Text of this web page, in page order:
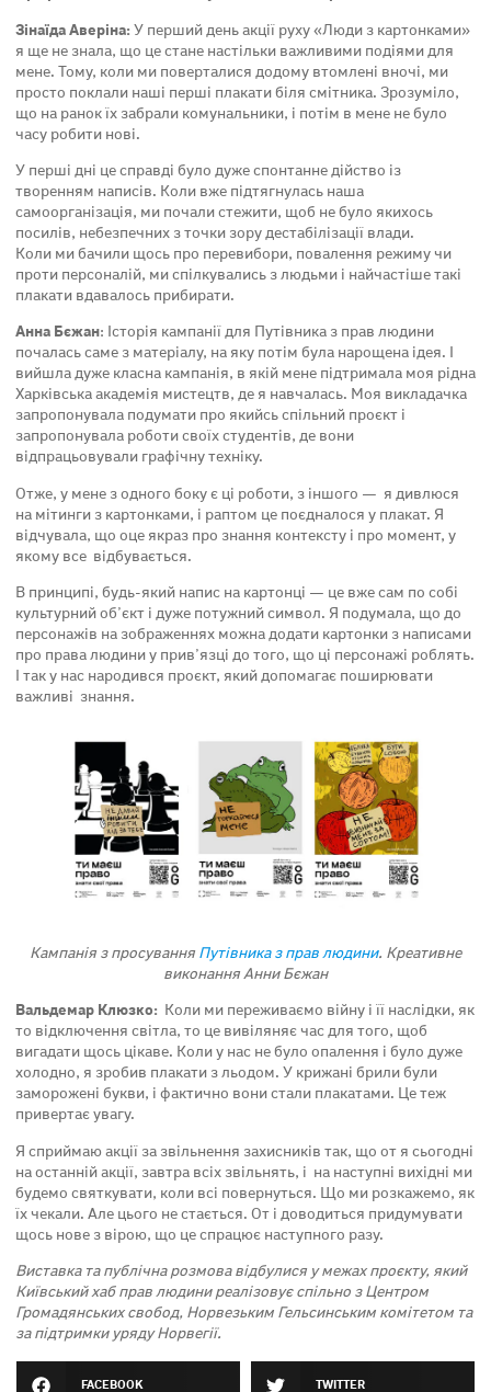
Зінаїда Аверіна: У перший день акції руху «Люди з картонками»
я ще не знала, що це стане настільки важливими подіями для
мене. Тому, коли ми поверталися додому втомлені вночі, ми
просто поклали наші перші плакати біля смітника. Зрозуміло,
що на ранок їх забрали комунальники, і потім в мене не було
часу робити нові.
У перші дні це справді було дуже спонтанне дійство із
творенням написів. Коли вже підтягнулась наша
самоорганізація, ми почали стежити, щоб не було якихось
посилів, небезпечних з точки зору дестабілізації влади.
Коли ми бачили щось про перевибори, повалення режиму чи
проти персоналій, ми спілкувались з людьми і найчастіше такі
плакати вдавалось прибирати.
Анна Бєжан: Історія кампанії для Путівника з прав людини
почалась саме з матеріалу, на яку потім була нарощена ідея. І
вийшла дуже класна кампанія, в якій мене підтримала моя рідна
Харківська академія мистецтв, де я навчалась. Моя викладачка
запропонувала подумати про якийсь спільний проєкт і
запропонувала роботи своїх студентів, де вони
відпрацьовували графічну техніку.
Отже, у мене з одного боку є ці роботи, з іншого — я дивлюся
на мітинги з картонками, і раптом це поєдналося у плакат. Я
відчувала, що оце якраз про знання контексту і про момент, у
якому все відбувається.
В принципі, будь-який напис на картонці — це вже сам по собі
культурний об’єкт і дуже потужний символ. Я подумала, що до
персонажів на зображеннях можна додати картонки з написами
про права людини у прив’язці до того, що ці персонажі роблять.
І так у нас народився проєкт, який допомагає поширювати
важливі знання.
Кампанія з просування Путівника з прав людини. Креативне
виконання Анни Бєжан
Вальдемар Клюзко: Коли ми переживаємо війну і її наслідки, як
то відключення світла, то це вивіляняє час для того, щоб
вигадати щось цікаве. Коли у нас не було опалення і було дуже
холодно, я зробив плакати з льодом. У крижані брили були
заморожені букви, і фактично вони стали плакатами. Це теж
привертає увагу.
Я сприймаю акції за звільнення захисників так, що от я сьогодні
на останній акції, завтра всіх звільнять, і на наступні вихідні ми
будемо святкувати, коли всі повернуться. Що ми розкажемо, як
їх чекали. Але цього не стається. От і доводиться придумувати
щось нове з вірою, що це спрацює наступного разу.
Виставка та публічна розмова відбулися у межах проєкту, який
Київський хаб прав людини реалізовує спільно з Центром
Громадянських свобод, Норвезьким Гельсинським комітетом та
за підтримки уряду Норвегії.
FACEBOOK TWITTER